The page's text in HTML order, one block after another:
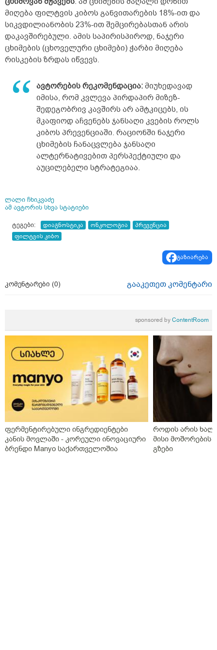
მიღება ფილტვის კიბოს განვითარების 18%-ით და
სიკვდილიანობის 23%-ით შემცირებასთან არის
დაკავშირებული. ამის საპირისპიროდ, ნაჯერი
ცხიმების (ცხოველური ცხიმები) ჭარბი მიღება
რისკების ზრდას იწვევს.
ავტორების რეკომენდაცია:მიუხედავად
იმისა, რომ კვლევა პირდაპირ მიზეზ-
შედეგობრივ კავშირს არ ამტკიცებს, ის
მკაფიოდ აჩვენებს ჯანსაღი კვების როლს
კიბოს პრევენციაში. რაციონში ნაჯერი
ცხიმების ჩანაცვლება ჯანსაღი
ალტერნატივებით პერსპექტიული და
აუცილებელი სტრატეგიაა.
ლალი ჩხიკვაძე
ამ ავტორის სხვა სტატიები
ტეგები: დიაგნოსტიკა ონკოლოგია
პრევენცია
ფილტვის კიბო
გაზიარება
კომენტარები (0) გააკეთეთ კომენტარი
sponsored byContentRoom
ფერმენტირებული ინგრედიენტები
კანის მოვლაში - კორეული ინოვაციური
ბრენდი Manyo საქართველოშია
როდის არის
მისი მოშორების
გზები